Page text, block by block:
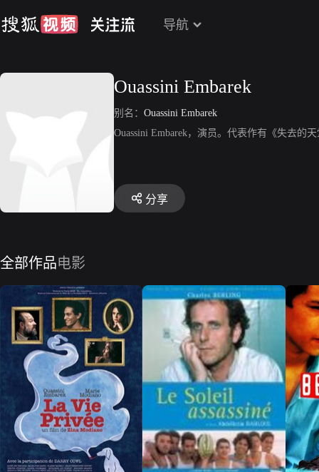
导航
Ouassini Embarek
别名： Ouassini Embarek
Ouassini Embarek，演员。代表作有《失去的
分享
全部作品电影